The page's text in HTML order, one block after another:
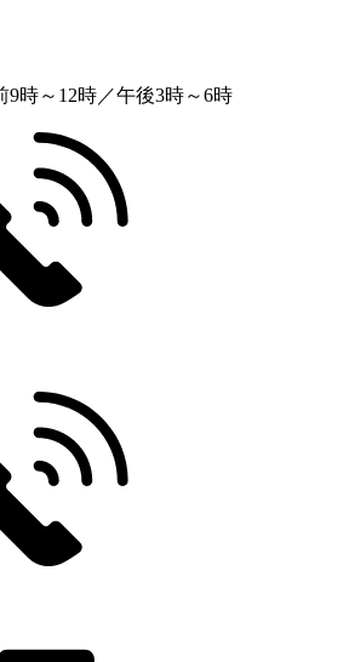
9時～12時／午後3時～6時